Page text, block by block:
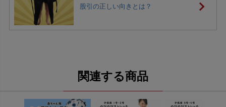
股引の正しい向きとは？
関連する商品